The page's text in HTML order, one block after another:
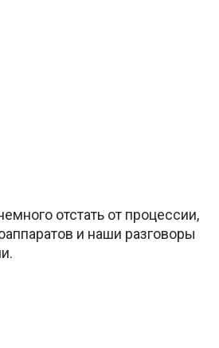
отстать от процессии,
и наши разговоры